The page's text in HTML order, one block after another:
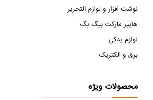
نوشت افزار و لوازم التحریر
هایپر مارکت بیگ بگ
لوازم یدکی
برق و الکتریک
محصولات ویژه